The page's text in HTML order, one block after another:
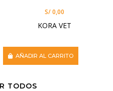
KORA VET
S/ 0,00
AÑADIR AL CARRITO
TODOS